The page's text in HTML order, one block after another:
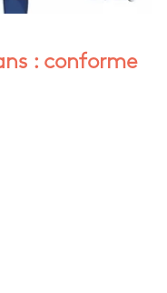
: conforme